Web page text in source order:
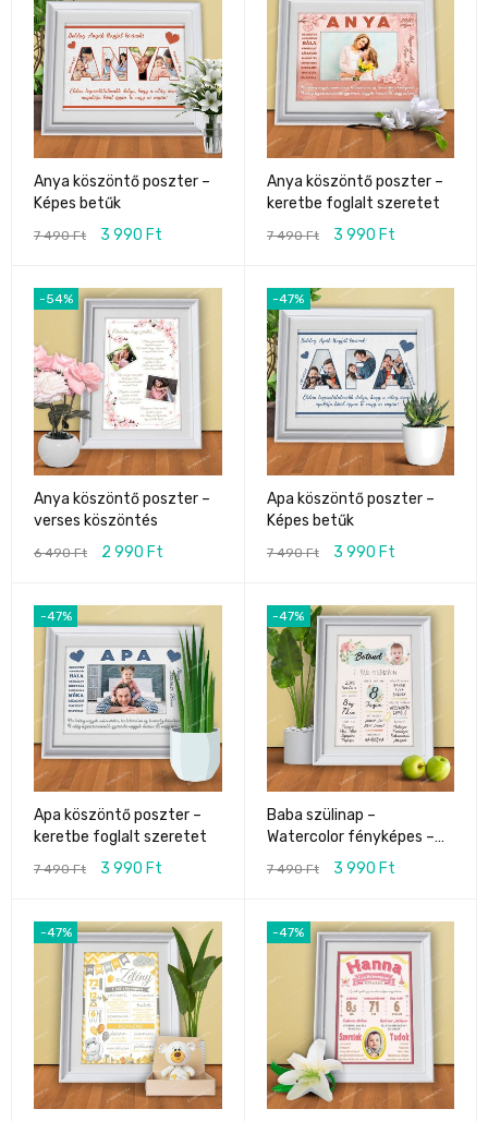
Anya köszöntő poszter –
Képes betűk
7 490Ft 3 990 Ft
Anya köszöntő poszter –
keretbe foglalt szeretet
7 490Ft 3 990 Ft
-54%
Anya köszöntő poszter –
verses köszöntés
6 490Ft 2 990 Ft
-47%
Apa köszöntő poszter –
Képes betűk
7 490Ft 3 990 Ft
-47%
Apa köszöntő poszter –
keretbe foglalt szeretet
7 490Ft 3 990 Ft
-47%
Baba szülinap –
Watercolor fényképes –
7 490Ft 3 990 Ft
-47% -47%